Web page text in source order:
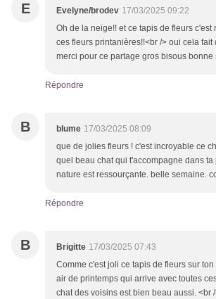
E Evelyne/brodev 17/03/2025 09:22
Oh de la neige!! et ce tapis de fleurs c'est
ces fleurs printanières!!<br /> oui cela fait
merci pour ce partage gros bisous bonne
Répondre
B blume 17/03/2025 08:09
que de jolies fleurs ! c'est incroyable ce
quel beau chat qui t'accompagne dans
nature est ressourçante. belle semaine.
Répondre
B Brigitte 17/03/2025 07:43
Comme c'est joli ce tapis de fleurs sur
air de printemps qui arrive avec toutes
chat des voisins est bien beau aussi. <br